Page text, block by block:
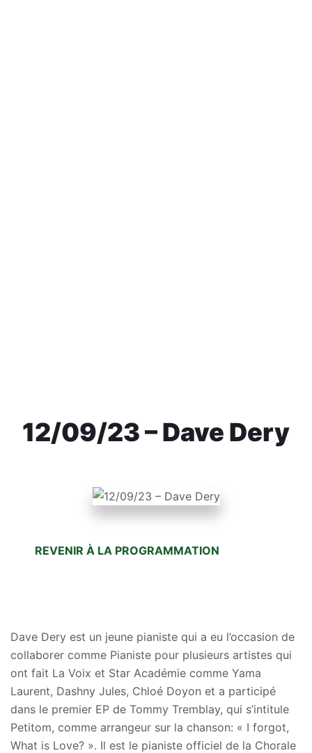
12/09/23 – Dave Dery
REVENIR À LA PROGRAMMATION
Dave Dery est un jeune pianiste qui a eu l’occasion de
collaborer comme Pianiste pour plusieurs artistes qui
ont fait La Voix et Star Académie comme Yama
Laurent, Dashny Jules, Chloé Doyon et a participé
dans le premier EP de Tommy Tremblay, qui s’intitule
Petitom, comme arrangeur sur la chanson: « I forgot,
What is Love? ». Il est le pianiste officiel de la Chorale